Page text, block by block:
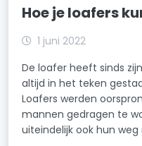
Hoe je loafers
1 juni 2022
De loafer heeft sinds
altijd in het teken
Loafers werden
mannen gedragen te
uiteindelijk ook hun